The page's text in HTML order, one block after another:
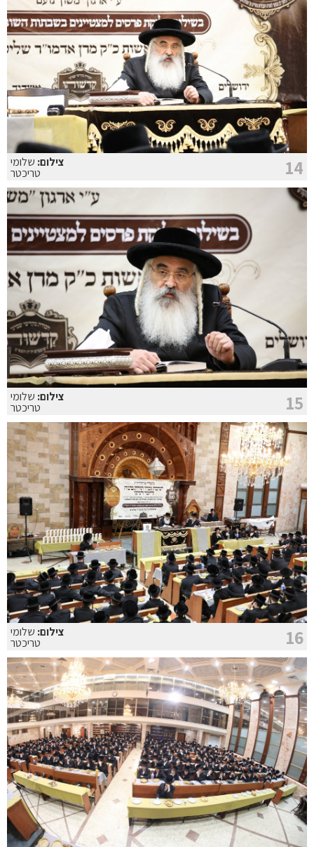
14 צילום: שלומי
טריכטר
15 צילום: שלומי
טריכטר
16 צילום: שלומי
טריכטר